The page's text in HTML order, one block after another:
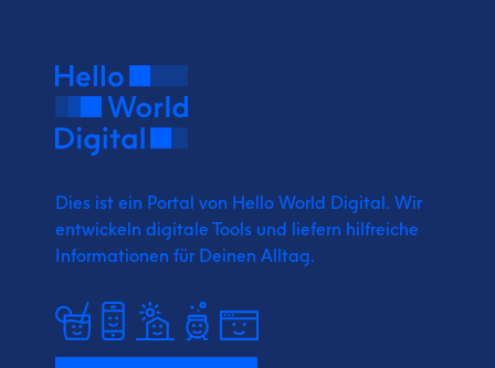
Dies ist ein Portal von Hello World Digital. Wir
entwickeln digitale Tools und liefern hilfreiche
Informationen für Deinen Alltag.